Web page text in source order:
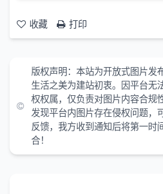
收藏 打印
版权声明：本站为开放式图片发
生活之美为建站初衷。因平台无
权权属，仅负责对图片内容合规
发现平台内图片存在侵权问题，
反馈，我方收到通知后将第一时
合！